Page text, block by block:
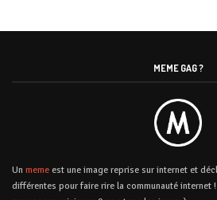
MEME GAG ?
Un meme est une image reprise sur internet et
différentes pour faire rire la communauté internet